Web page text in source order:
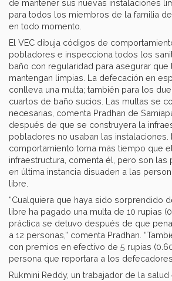
de mantener sus nuevas instalaciones
para todos los miembros de la familia
en todo momento.
El VEC dibuja códigos de
pobladores e inspecciona todos los
baño con regularidad para asegurar que
mantengan limpias. La defecación en
conlleva una multa; también para los
cuartos de baño sucios. Las multas se
necesarias, comenta Pradhan de
después de que se construyera la
pobladores no usaban las instalaciones.
comportamiento toma más tiempo que
infraestructura, comenta él, pero son las
en última instancia disuaden a las
libre.
“Cualquiera que haya sido sorprendido
libre ha pagado una multa de 10 rupias
práctica se detuvo después de que
a 12 personas,” comenta Pradhan.
con premios en efectivo de 5 rupias
persona que reportara a los
Rukmini Reddy, un trabajador de la